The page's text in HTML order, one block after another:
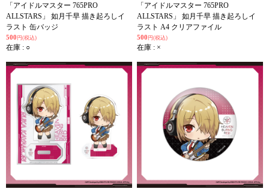
「アイドルマスター 765PRO
ALLSTARS」 如月千早 描き起ろしイ
ラスト 缶バッジ
500 円(税込)
在庫 : ○
「アイドルマスター 765PRO
ALLSTARS」 如月千早 描き起ろしイ
ラスト A4 クリアファイル
500 円(税込)
在庫 : ×